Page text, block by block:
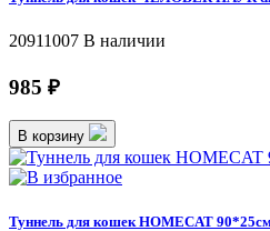
20911007 В наличии
985 ₽
В корзину
Туннель для кошек HOMECAT